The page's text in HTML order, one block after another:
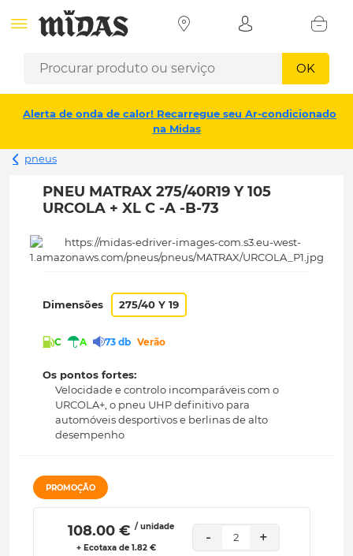
OK
Alerta de onda de calor! Recarregue seu Ar-condicionado
na Midas
pneus
PNEU MATRAX 275/40R19 Y 105
URCOLA + XL C -A -B-73
Dimensões 275/40 Y 19
C A 73 db Verão
Os pontos fortes:
Velocidade e controlo incomparáveis com o
URCOLA+, o pneu UHP definitivo para
automóveis desportivos e berlinas de alto
desempenho
PROMOÇÃO
108.00 € / unidade
+ Ecotaxa de 1.82 €
- 2 +